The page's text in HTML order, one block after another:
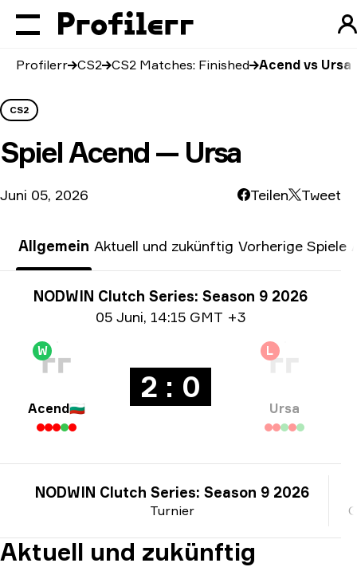
Profilerr CS2 CS2 Matches: Finished Acend vs Ursa
CS2
SpielAcend — Ursa
Juni 05, 2026 Teilen Tweet
Allgemein Aktuell und zukünftig Vorherige Spiele
Turnier-Informationen
NODWIN Clutch Series: Season 9 2026
05 Juni, 14:15 GMT +3
W
Acend🇧🇬
2 : 0
L
Ursa
Turnier
NODWIN Clutch Series: Season 9 2026
Aktuell und zukünftig